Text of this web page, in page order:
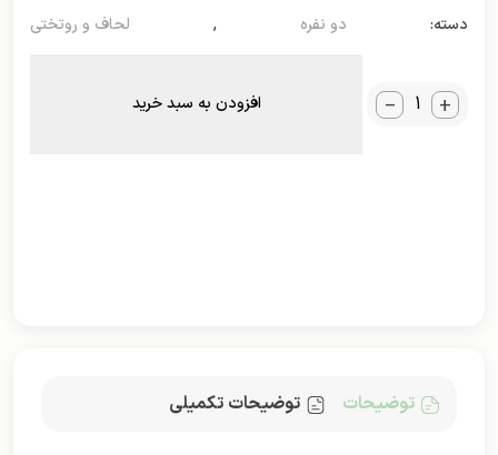
دسته: دو نفره , لحاف و روتختی
_ + افزودن به سبد خرید
توضیحات توضیحات تکمیلی